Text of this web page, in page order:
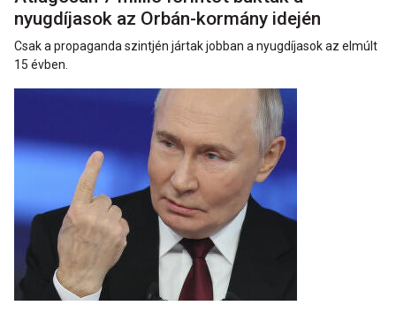
nyugdíjasok az Orbán-kormány idején
Csak a propaganda szintjén jártak jobban a nyugdíjasok az elmúlt
15 évben.